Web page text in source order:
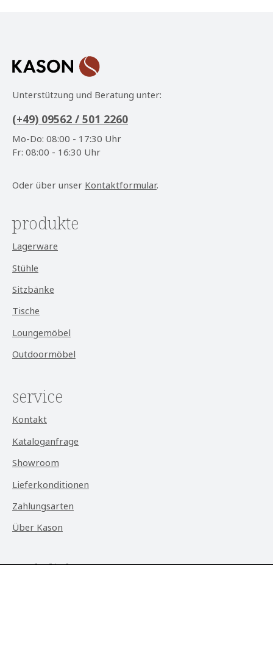
Unterstützung und Beratung unter:
(+49) 09562 / 501 2260
Mo-Do: 08:00 - 17:30 Uhr
Fr: 08:00 - 16:30 Uhr
Oder über unser Kontaktformular.
produkte
Lagerware
Stühle
Sitzbänke
Tische
Loungemöbel
Outdoormöbel
service
Kontakt
Kataloganfrage
Showroom
Lieferkonditionen
Zahlungsarten
Über Kason
rechtliches